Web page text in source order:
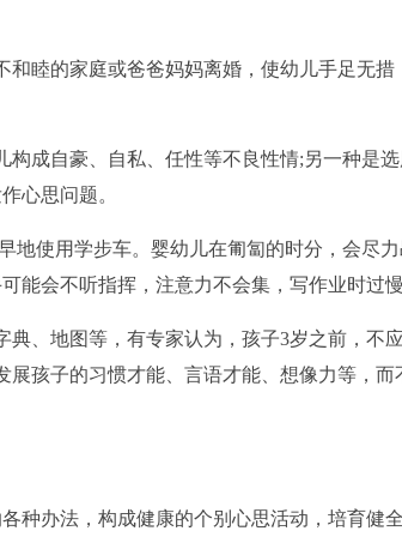
睦的家庭或爸爸妈妈离婚，使幼儿手足无措
成自豪、自私、任性等不良性情;另一种是选
心思问题。
使用学步车。婴幼儿在匍匐的时分，会尽力
能会不听指挥，注意力不会集，写作业时过慢
、地图等，有专家认为，孩子3岁之前，不
孩子的习惯才能、言语才能、想像力等，而
办法，构成健康的个别心思活动，培育健